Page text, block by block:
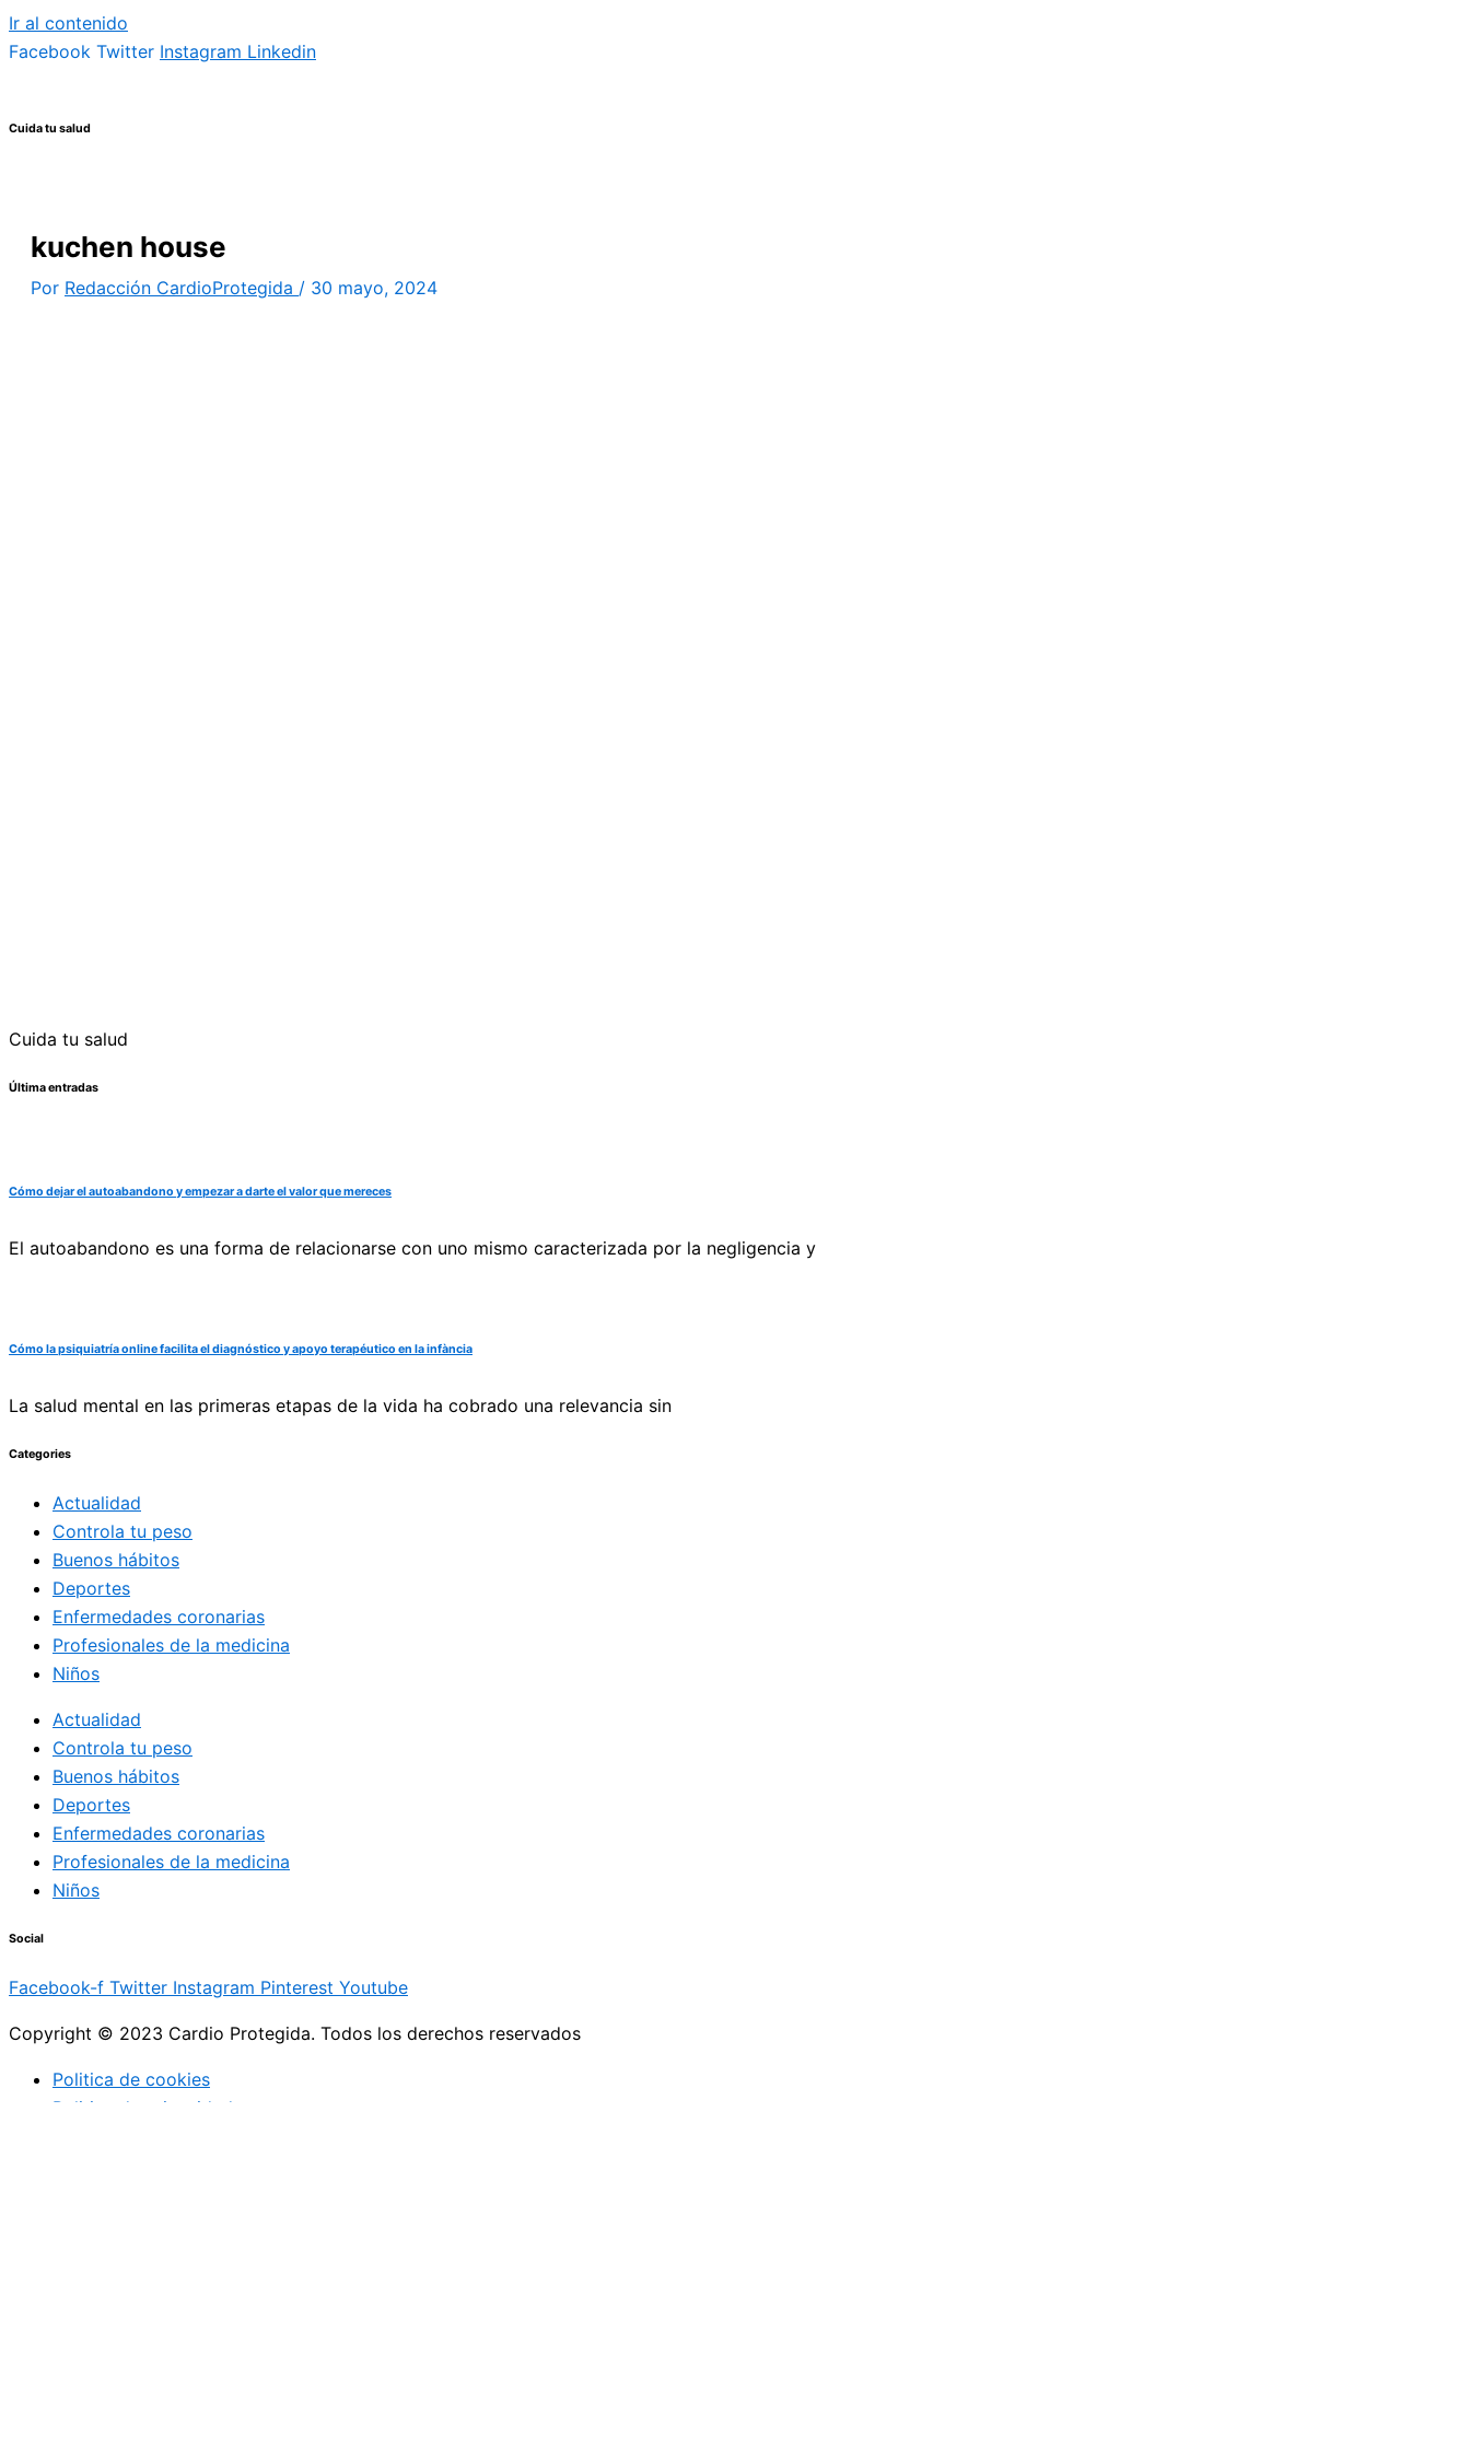
Ir al contenido
Facebook Twitter Instagram Linkedin
Cuida tu salud
kuchen house
Por Redacción CardioProtegida / 30 mayo, 2024
Cuida tu salud
Última entradas
Cómo dejar el autoabandono y empezar a darte el valor que mereces
El autoabandono es una forma de relacionarse con uno mismo caracterizada por la negligencia y
Cómo la psiquiatría online facilita el diagnóstico y apoyo terapéutico en la infància
La salud mental en las primeras etapas de la vida ha cobrado una relevancia sin
Categories
Actualidad
Controla tu peso
Buenos hábitos
Deportes
Enfermedades coronarias
Profesionales de la medicina
Niños
Actualidad
Controla tu peso
Buenos hábitos
Deportes
Enfermedades coronarias
Profesionales de la medicina
Niños
Social
Facebook-f Twitter Instagram Pinterest Youtube
Copyright © 2023 Cardio Protegida. Todos los derechos reservados
Politica de cookies
Politica de privacidad